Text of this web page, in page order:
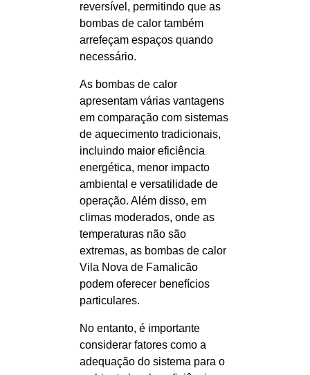
reversível, permitindo que as
bombas de calor também
arrefeçam espaços quando
necessário.
As bombas de calor
apresentam várias vantagens
em comparação com sistemas
de aquecimento tradicionais,
incluindo maior eficiência
energética, menor impacto
ambiental e versatilidade de
operação. Além disso, em
climas moderados, onde as
temperaturas não são
extremas, as bombas de calor
Vila Nova de Famalicão
podem oferecer benefícios
particulares.
No entanto, é importante
considerar fatores como a
adequação do sistema para o